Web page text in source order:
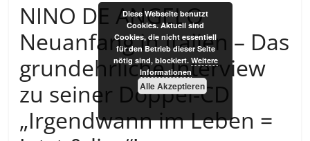
NINO DE ANGELO
Neuanfang in Italien – Das
grundehrliche Interview
zu seiner Doppel-CD
„Irgendwann im Leben =
Diese Webseite benutzt
Cookies. Aktuell sind
Cookies, die nicht essentiell
für den Betrieb dieser Seite
nötig sind, blockiert. Weitere
Informationen
Alle Akzeptieren